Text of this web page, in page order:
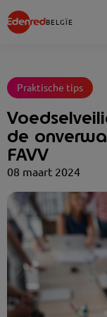
BELGÏE
Praktische tips
de
FAVV
08 maart 2024